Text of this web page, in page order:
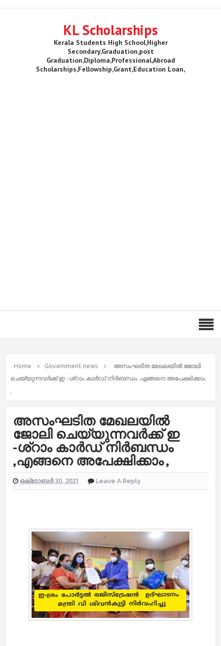
KL Scholarships
Kerala Students High School,Higher
Secondary,Graduation,post
Graduation,Diploma,Professional,Abroad
Scholarships,Fellowship,Grant,Education Loan,
Home Government news
അസംഘടിത മേഖലയിൽ ജോലി
ചെയ്യുന്നവർക്ക് ഇ -ശ്‌റാം കാർഡ് നിർബന്ധം ,എങ്ങനെ അപേക്ഷിക്കാം
,
അസംഘടിത മേഖലയിൽ
ജോലി ചെയ്യുന്നവർക്ക് ഇ
-ശ്‌റാം കാർഡ് നിർബന്ധം
,എങ്ങനെ അപേക്ഷിക്കാം ,
ഒക്‌ടോബർ 30, 2021 Leave A Reply